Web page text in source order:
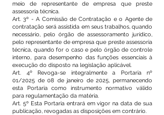
meio de representante de empresa que preste
assessoria técnica.
Art. 3º - A Comissão de Contratação e o Agente de
contratação será assistida em seus trabalhos, quando
necessário, pelo órgão de assessoramento jurídico,
pelo representante de empresa que preste assessoria
técnica, quando for o caso e pelo órgão de controle
interno, para desempenho das funções essenciais à
execução do disposto na legislação aplicável.
Art. 4º Revoga-se integralmente a Portaria nº
01/2025 de 08 de janeiro de 2025, permanecendo
esta Portaria como instrumento normativo válido
para regulamentação da matéria.
Art. 5º Esta Portaria entrará em vigor na data de sua
publicação, revogadas as disposições em contrário.